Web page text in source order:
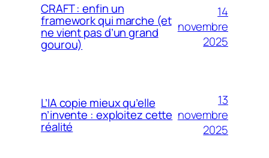
CRAFT : enfin un
framework qui marche (et
ne vient pas d’un grand
gourou)
14
novembre
2025
L’IA copie mieux qu’elle
n’invente : exploitez cette
réalité
13
novembre
2025